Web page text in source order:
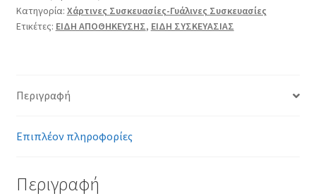
Κατηγορία: Χάρτινες Συσκευασίες-Γυάλινες Συσκευασίες
Ετικέτες: ΕΙΔΗ ΑΠΟΘΗΚΕΥΣΗΣ, ΕΙΔΗ ΣΥΣΚΕΥΑΣΙΑΣ
Περιγραφή
Επιπλέον πληροφορίες
Περιγραφή